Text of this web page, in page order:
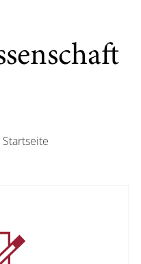
Startseite